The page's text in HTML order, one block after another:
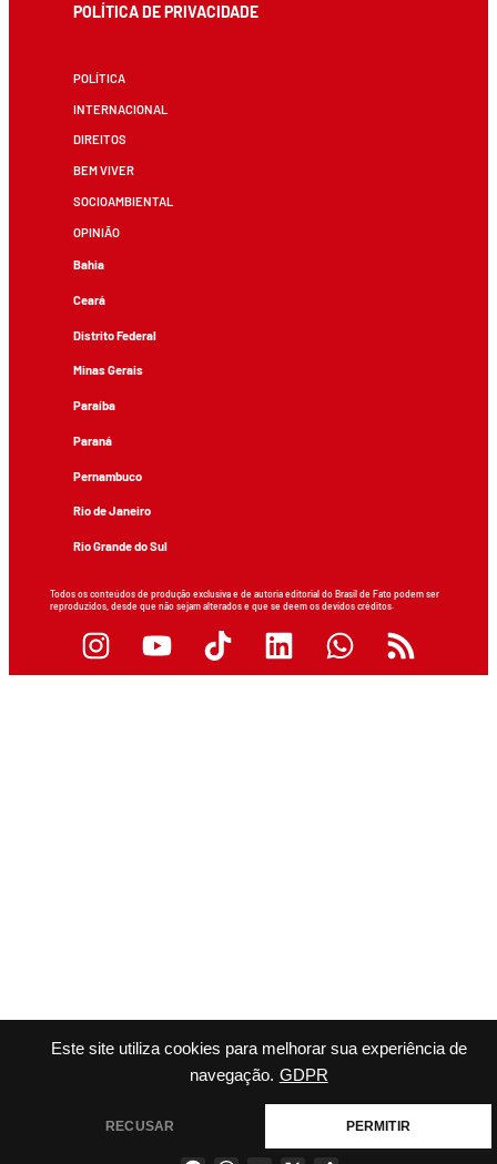
Este site utiliza cookies para melhorar sua experiência de
navegação. GDPR
RECUSAR PERMITIR
POLÍTICA DE PRIVACIDADE
POLÍTICA
INTERNACIONAL
DIREITOS
BEM VIVER
SOCIOAMBIENTAL
OPINIÃO
Bahia
Ceará
Distrito Federal
Minas Gerais
Paraíba
Paraná
Pernambuco
Rio de Janeiro
Rio Grande do Sul
Todos os conteúdos de produção exclusiva e de autoria editorial do Brasil de Fato podem ser
reproduzidos, desde que não sejam alterados e que se deem os devidos créditos.